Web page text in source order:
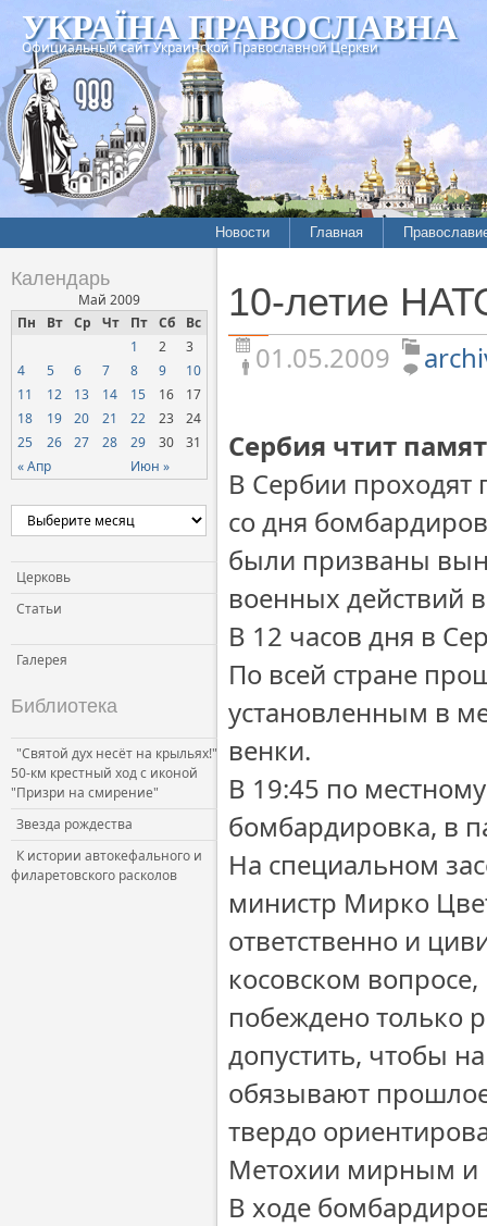
УКРАЇНА ПРАВОСЛАВНА
Официальный сайт Украинской Православной Церкви
Новости
Межконфессиональные
отношения
Нарушения прав
верующих
СОЦИАЛЬНОЕ
СЛУЖЕНИЕ
Церковь и власть
Церковь и общество
Церковь и СМИ
Главная
История
Хроники
Календарь
Май 2009
Пн
Вт Ср Чт Пт Сб Вс
« Апр Июн »
1 2
3
4
5 6 7 8 9
10
11
12 13 14 15 16
17
18
19 20 21 22 23
24
25
26 27 28 29 30 31
Церковь
Статьи
Галерея
Библиотека
"Святой дух несёт на крыльях!"
50-км крестный ход с иконой
"Призри на смирение"
Звезда рождества
К истории автокефального и
филаретовского расколов
10-летие
01.05.2009
Сербия чтит
В Сербии
со дня
были призваны
военных действий
В 12 часов дня в
По всей стране
установленным в
венки.
В 19:45 по
бомбардировка, в
На специальном
министр Мирко
ответственно и
косовском
побеждено только
допустить, чтобы
обязывают
твердо
Метохии мирным и
В ходе